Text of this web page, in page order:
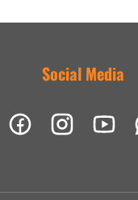
Social Media